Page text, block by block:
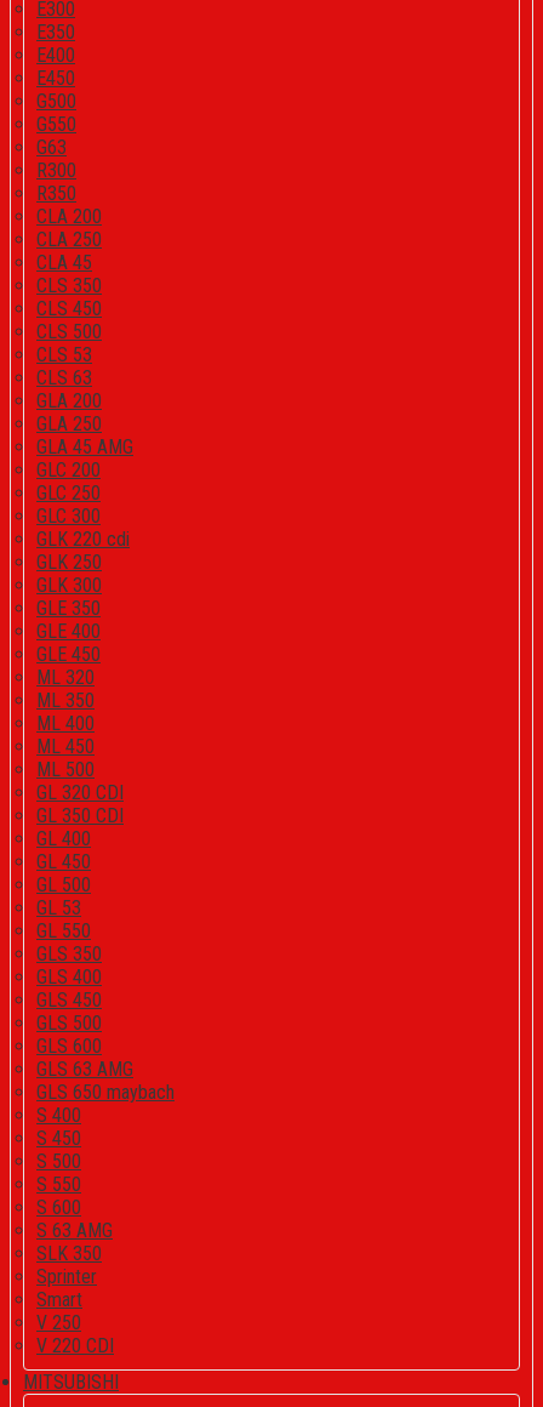
E300
E350
E400
E450
G500
G550
G63
R300
R350
CLA 200
CLA 250
CLA 45
CLS 350
CLS 450
CLS 500
CLS 53
CLS 63
GLA 200
GLA 250
GLA 45 AMG
GLC 200
GLC 250
GLC 300
GLK 220 cdi
GLK 250
GLK 300
GLE 350
GLE 400
GLE 450
ML 320
ML 350
ML 400
ML 450
ML 500
GL 320 CDI
GL 350 CDI
GL 400
GL 450
GL 500
GL 53
GL 550
GLS 350
GLS 400
GLS 450
GLS 500
GLS 600
GLS 63 AMG
GLS 650 maybach
S 400
S 450
S 500
S 550
S 600
S 63 AMG
SLK 350
Sprinter
Smart
V 250
V 220 CDI
MITSUBISHI